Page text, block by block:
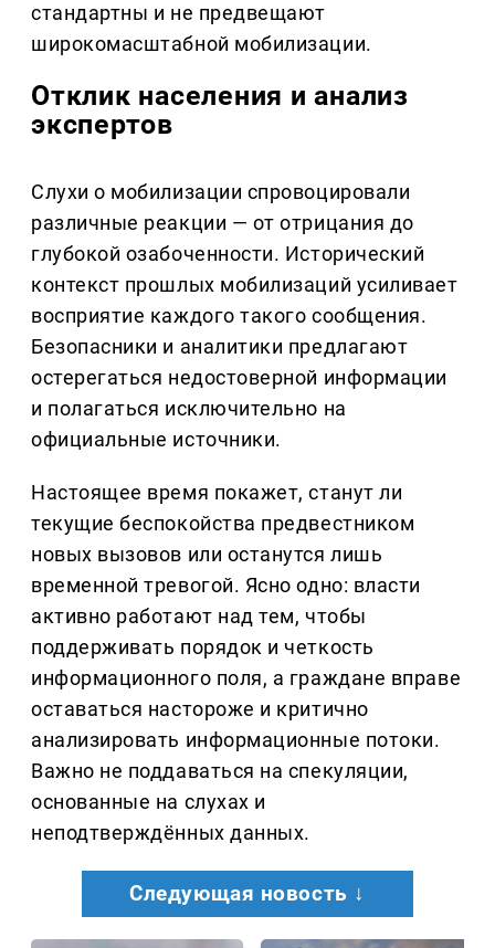
стандартны и не предвещают
широкомасштабной мобилизации.
Отклик населения и анализ
экспертов
Слухи о мобилизации спровоцировали
различные реакции — от отрицания до
глубокой озабоченности. Исторический
контекст прошлых мобилизаций усиливает
восприятие каждого такого сообщения.
Безопасники и аналитики предлагают
остерегаться недостоверной информации
и полагаться исключительно на
официальные источники.
Настоящее время покажет, станут ли
текущие беспокойства предвестником
новых вызовов или останутся лишь
временной тревогой. Ясно одно: власти
активно работают над тем, чтобы
поддерживать порядок и четкость
информационного поля, а граждане вправе
оставаться настороже и критично
анализировать информационные потоки.
Важно не поддаваться на спекуляции,
основанные на слухах и
неподтверждённых данных.
Следующая новость ↓